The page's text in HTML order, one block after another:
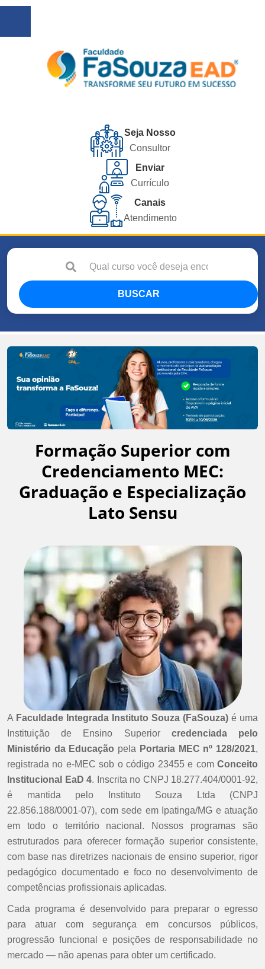
Seja Nosso
Consultor
Enviar
Currículo
Canais
Atendimento
BUSCAR
Formação Superior com
Credenciamento MEC:
Graduação e Especialização
Lato Sensu
A Faculdade Integrada Instituto Souza (FaSouza) é uma
Instituição de Ensino Superior credenciada pelo
Ministério da Educação pela Portaria MEC nº 128/2021,
registrada no e-MEC sob o código 23455 e com Conceito
Institucional EaD 4. Inscrita no CNPJ 18.277.404/0001-92,
é mantida pelo Instituto Souza Ltda (CNPJ
22.856.188/0001-07), com sede em Ipatinga/MG e atuação
em todo o território nacional. Nossos programas são
estruturados para oferecer formação superior consistente,
com base nas diretrizes nacionais de ensino superior, rigor
pedagógico documentado e foco no desenvolvimento de
competências profissionais aplicadas.
Cada programa é desenvolvido para preparar o egresso
para atuar com segurança em concursos públicos,
progressão funcional e posições de responsabilidade no
mercado — não apenas para obter um certificado.